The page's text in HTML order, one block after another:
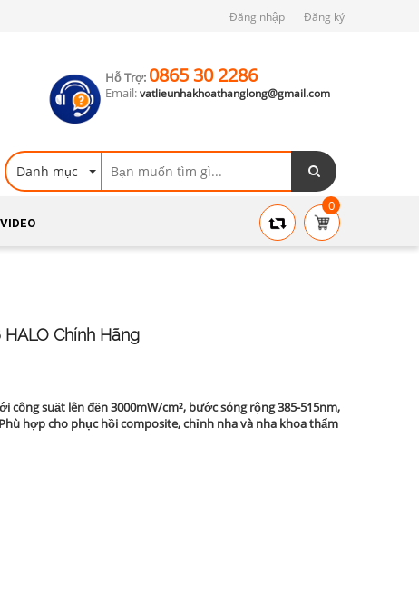
Đăng nhập Đăng ký
Hỗ Trợ: 0865 30 2286
Email:vatlieunhakhoathanglong@gmail.com
Danh mục
VIDEO
0
Chính Hãng
công suất lên đến 3000mW/cm², bước sóng rộng 385-515nm,
hợp cho phục hồi composite, chỉnh nha và nha khoa thẩm